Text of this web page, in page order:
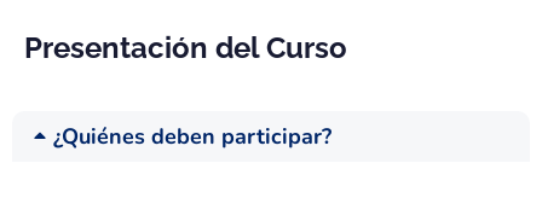
Presentación del Curso
¿Quiénes deben participar?